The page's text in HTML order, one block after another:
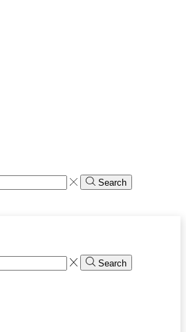
Search
Search